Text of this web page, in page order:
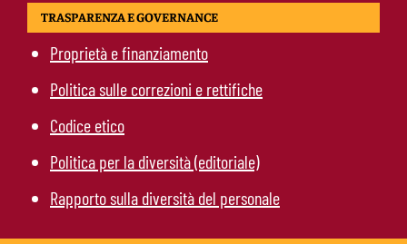
TRASPARENZA E GOVERNANCE
Proprietà e finanziamento
Politica sulle correzioni e rettifiche
Codice etico
Politica per la diversità (editoriale)
Rapporto sulla diversità del personale